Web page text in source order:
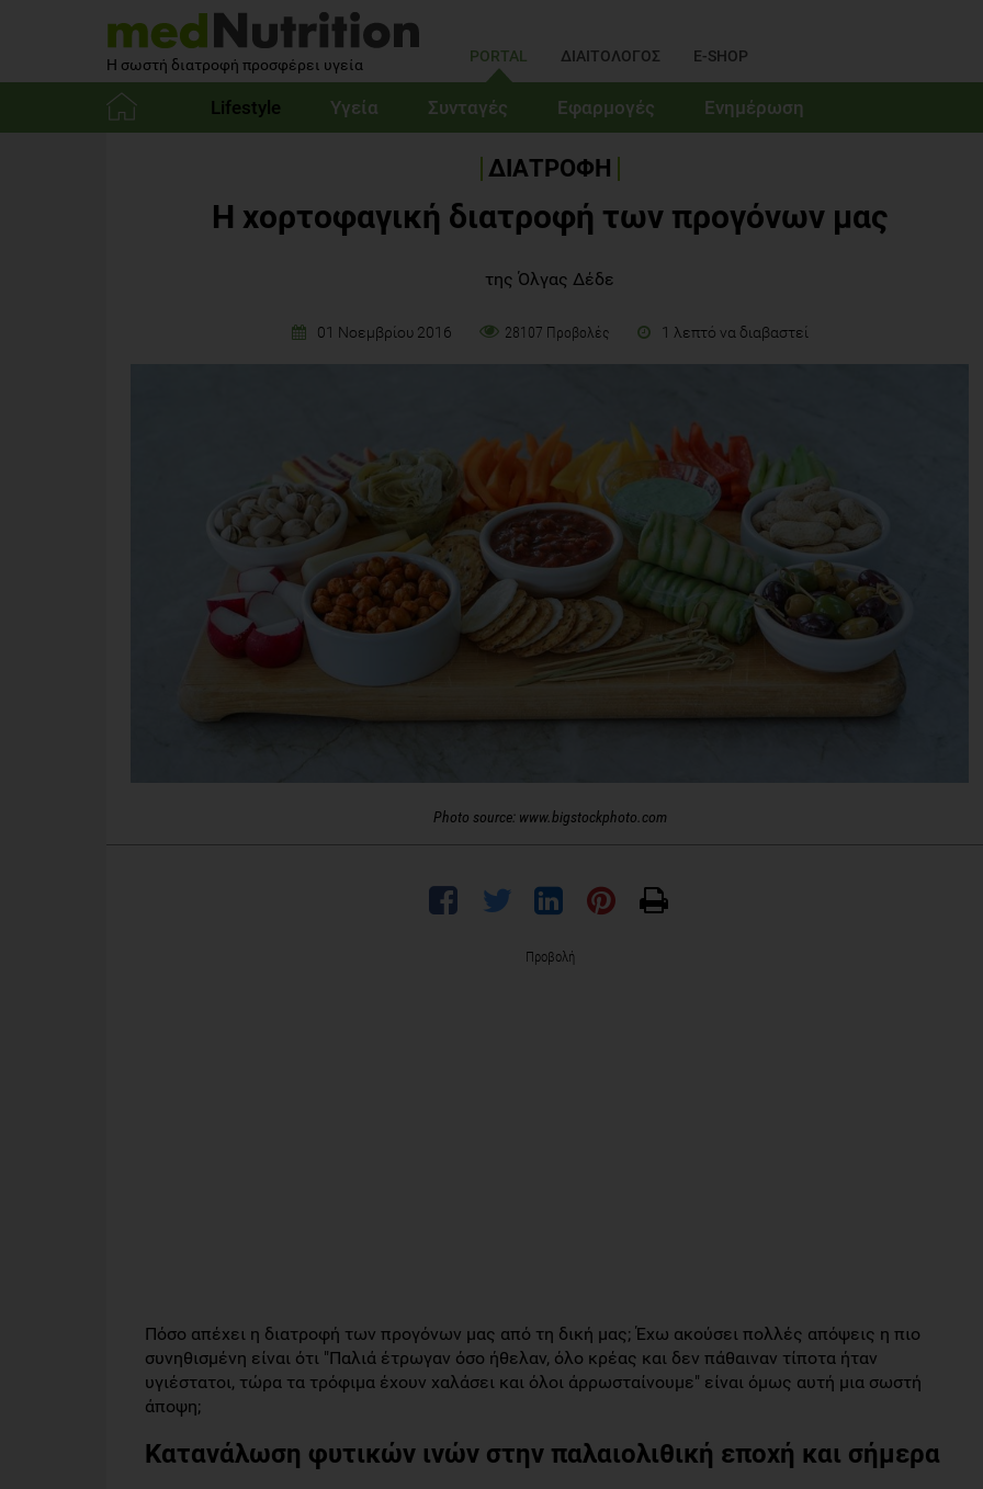
Η σωστή διατροφή προσφέρει υγεία PORTAL ΔΙΑΙΤΟΛΟΓΟΣ E-SHOP
Lifestyle Υγεία Συνταγές Εφαρμογές Ενημέρωση
ΔΙΑΤΡΟΦΗ
Η χορτοφαγική διατροφή των προγόνων μας
της Όλγας Δέδε
01 Νοεμβρίου 2016 28107 Προβολές 1 λεπτό να διαβαστεί
Photo source: www.bigstockphoto.com
Προβολή
Πόσο απέχει η διατροφή των προγόνων μας από τη δική μας; Έχω ακούσει πολλές απόψεις η πιο
συνηθισμένη είναι ότι "Παλιά έτρωγαν όσο ήθελαν, όλο κρέας και δεν πάθαιναν τίποτα ήταν
υγιέστατοι, τώρα τα τρόφιμα έχουν χαλάσει και όλοι άρρωσταίνουμε" είναι όμως αυτή μια σωστή
άποψη;
Κατανάλωση φυτικών ινών στην παλαιολιθική εποχή και σήμερα